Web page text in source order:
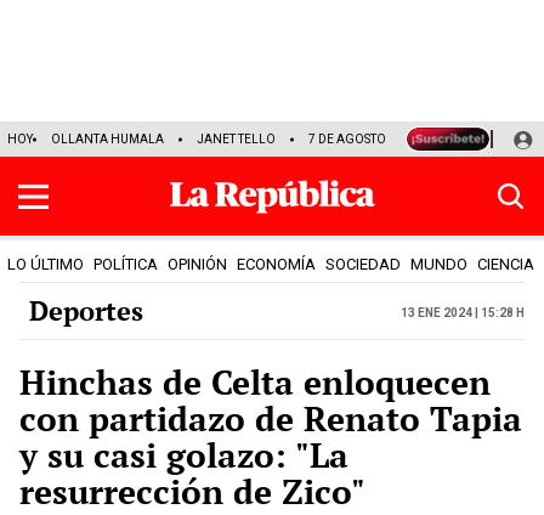
HOY OLLANTA HUMALA JANET TELLO 7 DE AGOSTO TINKA RESULTADOS
LO ÚLTIMO POLÍTICA OPINIÓN ECONOMÍA SOCIEDAD MUNDO CIENCIA
Deportes 13 Ene 2024 | 15:28 h
Hinchas de Celta enloquecen
con partidazo de Renato Tapia
y su casi golazo: "La
resurrección de Zico"